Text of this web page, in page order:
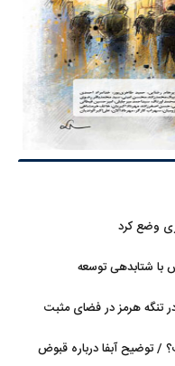
وضع کرد
در تنگه هرمز در فضای مثبت
توضیح آبفا درباره قبوض